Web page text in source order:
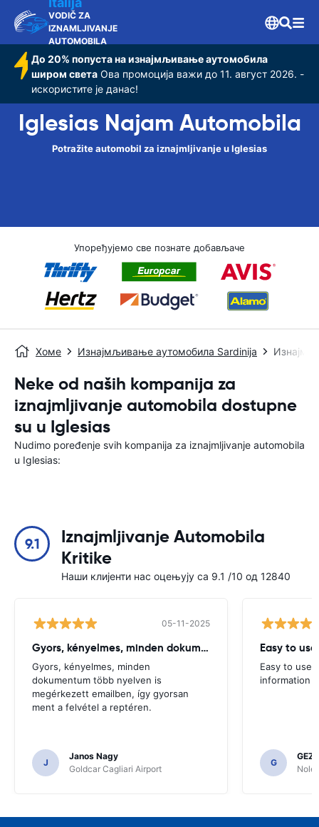
VODIČ ZA
IZNAMLJIVANJE
AUTOMOBILA
До 20% попуста на изнајмљивање аутомобила
широм света Ова промоција важи до 11. август 2026. -
искористите је данас!
Iglesias Najam Automobila
Potražite automobil za iznajmljivanje u Iglesias
Упоређујемо све познате добављаче
Хоме Изнајмљивање аутомобила Sardinija
Neke od naših kompanija za
iznajmljivanje automobila dostupne
su u Iglesias
Nudimo poređenje svih kompanija za iznajmljivanje automobila
u Iglesias:
9.1
Iznajmljivanje Automobila
Kritike
Наши клијенти нас оцењују са 9.1 /10 од 12840
05-11-2025
Gyors, kényelmes, minden dokumentum több
Gyors, kényelmes, minden
dokumentum több nyelven is
megérkezett emailben, így gyorsan
ment a felvétel a reptéren.
J
Janos Nagy
Goldcar Cagliari Airport
Easy to
Easy to use
information
G